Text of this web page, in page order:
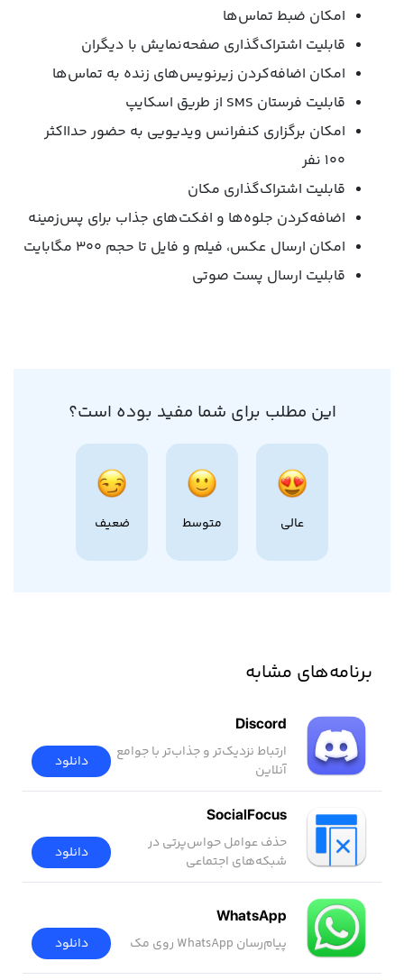
امکان ضبط تماس‌ها
قابلیت اشتراک‌گذاری صفحه‌نمایش با دیگران
امکان اضافه‌کردن زیرنویس‌های زنده به تماس‌ها
قابلیت فرستان SMS از طریق اسکایپ
امکان برگزاری کنفرانس ویدیویی به حضور حدااکثر
۱۰۰ نفر
قابلیت اشتراک‌گذاری مکان
اضافه‌کردن جلوه‌ها و افکت‌های جذاب برای پس‌زمینه
امکان ارسال عکس، فیلم و فایل تا حجم ۳۰۰ مگابایت
قابلیت ارسال پست صوتی
این مطلب برای شما مفید بوده است؟
عالی متوسط ضعیف
برنامه‌های مشابه
Discord
ارتباط نزدیک‌تر و جذاب‌تر با جوامع
آنلاین
دانلود
SocialFocus
حذف عوامل حواس‌پرتی در
شبکه‌های اجتماعی
دانلود
WhatsApp
پیام‌رسان WhatsApp روی مک دانلود